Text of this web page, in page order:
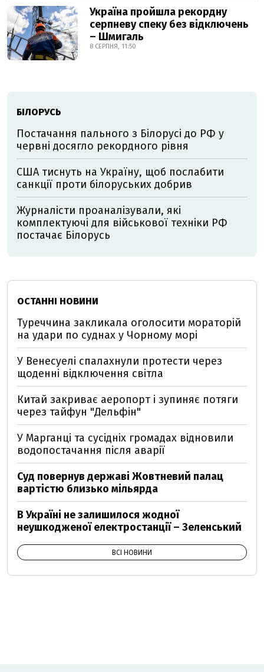
Україна пройшла рекордну
серпневу спеку без відключень
– Шмигаль
8 СЕРПНЯ, 11:50
БІЛОРУСЬ
Постачання пального з Білорусі до РФ у
червні досягло рекордного рівня
США тиснуть на Україну, щоб послабити
санкції проти білоруських добрив
Журналісти проаналізували, які
комплектуючі для військової техніки РФ
постачає Білорусь
ОСТАННІ НОВИНИ
Туреччина закликала оголосити мораторій
на удари по суднах у Чорному морі
У Венесуелі спалахнули протести через
щоденні відключення світла
Китай закриває аеропорт і зупиняє потяги
через тайфун "Дельфін"
У Марганці та сусідніх громадах відновили
водопостачання після аварії
Суд повернув державі Жовтневий палац
вартістю близько мільярда
В Україні не залишилося жодної
неушкодженої електростанції – Зеленський
ВСІ НОВИНИ